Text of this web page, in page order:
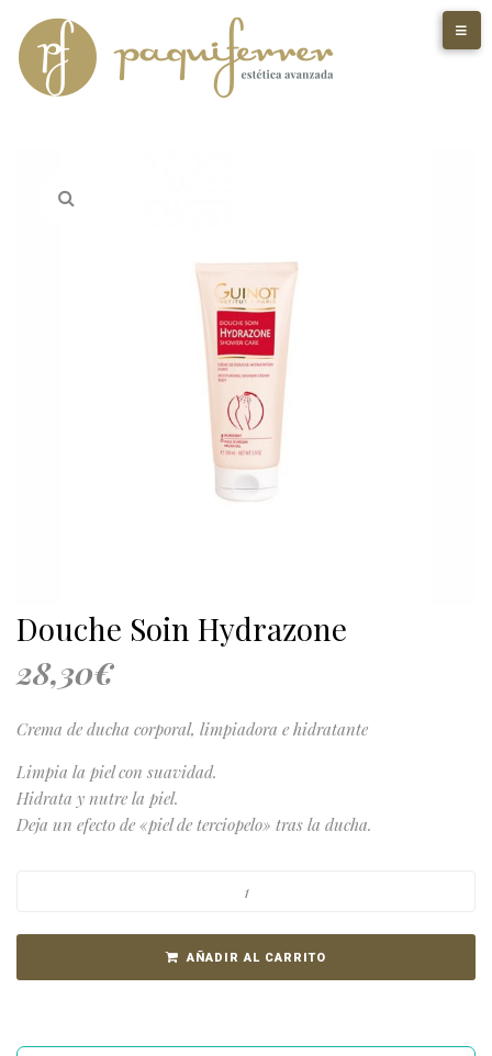
Douche Soin Hydrazone
28,30€
Crema de ducha corporal, limpiadora e hidratante
Limpia la piel con suavidad.
Hidrata y nutre la piel.
Deja un efecto de «piel de terciopelo» tras la ducha.
AÑADIR AL CARRITO